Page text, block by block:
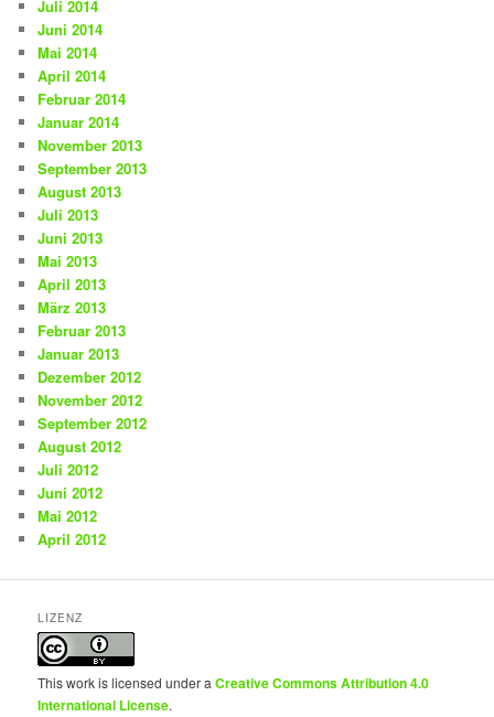
Juli 2014
Juni 2014
Mai 2014
April 2014
Februar 2014
Januar 2014
November 2013
September 2013
August 2013
Juli 2013
Juni 2013
Mai 2013
April 2013
März 2013
Februar 2013
Januar 2013
Dezember 2012
November 2012
September 2012
August 2012
Juli 2012
Juni 2012
Mai 2012
April 2012
LIZENZ
This work is licensed under aCreative Commons Attribution 4.0
International License.